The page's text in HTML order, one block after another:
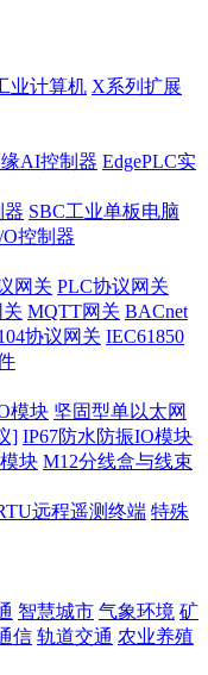
业计算机 X系列扩展
AI控制器 EdgePLC实
器 SBC工业单板电脑
控制器
网关 PLC协议网关
MQTT网关 BACnet
协议网关 IEC61850
模块 坚固型单以太网
] IP67防水防振IO模块
块 M12分线盒与线束
远程遥测终端 特殊
智慧城市 气象环境 矿
信 轨道交通 农业养殖